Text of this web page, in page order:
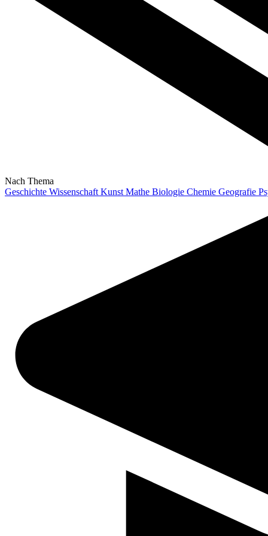
Nach Thema
Geschichte Wissenschaft Kunst Mathe Biologie Chemie Geografie